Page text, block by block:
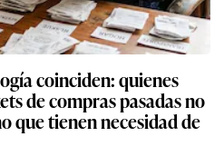
coinciden: quienes
de compras pasadas no
que tienen necesidad de